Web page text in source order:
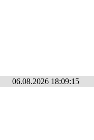
განყოფილებაში
06.08.2026 18:09:15